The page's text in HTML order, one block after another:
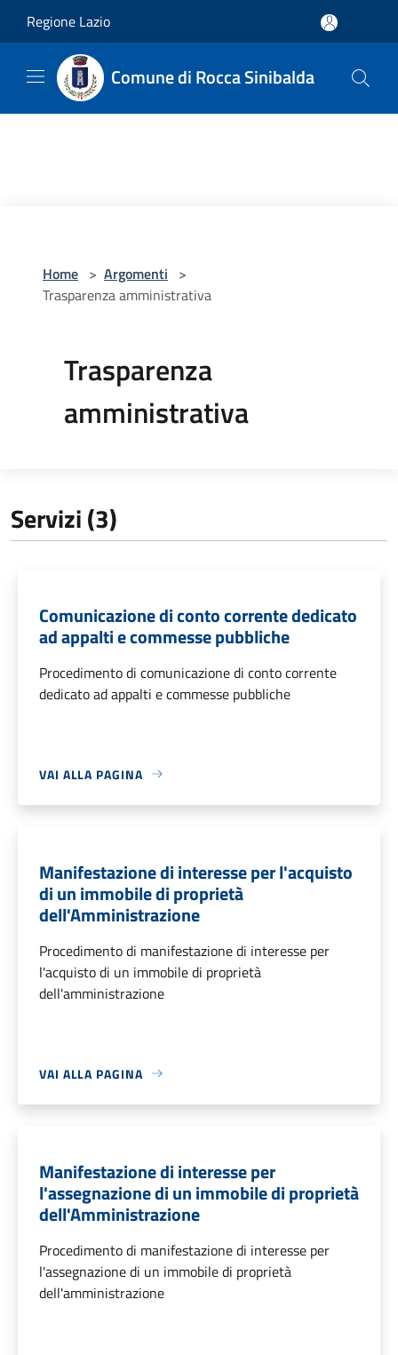
Regione Lazio
Comune di Rocca Sinibalda
Home > Argomenti >
Trasparenza amministrativa
Trasparenza
amministrativa
Servizi (3)
Comunicazione di conto corrente dedicato
ad appalti e commesse pubbliche
Procedimento di comunicazione di conto corrente
dedicato ad appalti e commesse pubbliche
VAI ALLA PAGINA
Manifestazione di interesse per l'acquisto
di un immobile di proprietà
dell'Amministrazione
Procedimento di manifestazione di interesse per
l'acquisto di un immobile di proprietà
dell'amministrazione
VAI ALLA PAGINA
Manifestazione di interesse per
l'assegnazione di un immobile di proprietà
dell'Amministrazione
Procedimento di manifestazione di interesse per
l'assegnazione di un immobile di proprietà
dell'amministrazione